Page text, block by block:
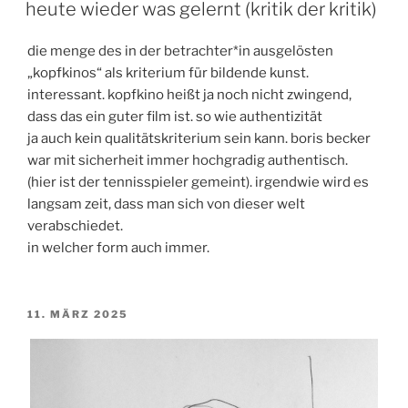
heute wieder was gelernt (kritik der kritik)
die menge des in der betrachter*in ausgelösten
„kopfkinos“ als kriterium für bildende kunst.
interessant. kopfkino heißt ja noch nicht zwingend,
dass das ein guter film ist. so wie authentizität
ja auch kein qualitätskriterium sein kann. boris becker
war mit sicherheit immer hochgradig authentisch.
(hier ist der tennisspieler gemeint). irgendwie wird es
langsam zeit, dass man sich von dieser welt
verabschiedet.
in welcher form auch immer.
VERÖFFENTLICHT
11. MÄRZ 2025